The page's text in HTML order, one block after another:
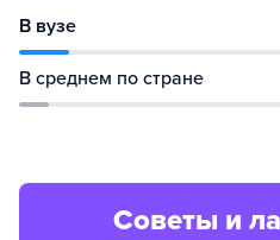
В вузе
В среднем по стране
Советы и